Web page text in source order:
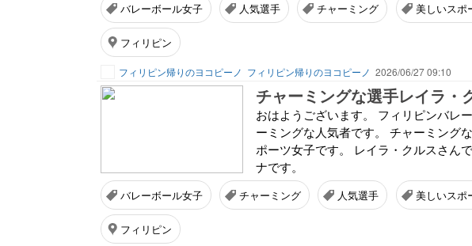
バレーボール女子 人気選手 チャーミング 美しいスポ
フィリピン
フィリピン帰りのヨコピーノ フィリピン帰りのヨコピーノ 2026/06/27 09:10
チャーミングな選手レイラ
おはようございます。 フィリピンバレ
ーミングな人気者です。 チャーミング
ポーツ女子です。 レイラ・クルスさん
ナです。
バレーボール女子 チャーミング 人気選手 美しいスポ
フィリピン